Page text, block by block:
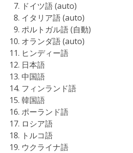
ドイツ語 (auto)
イタリア語 (auto)
ポルトガル語 (自動)
オランダ語 (auto)
ヒンディー語
日本語
中国語
フィンランド語
韓国語
ポーランド語
ロシア語
トルコ語
ウクライナ語